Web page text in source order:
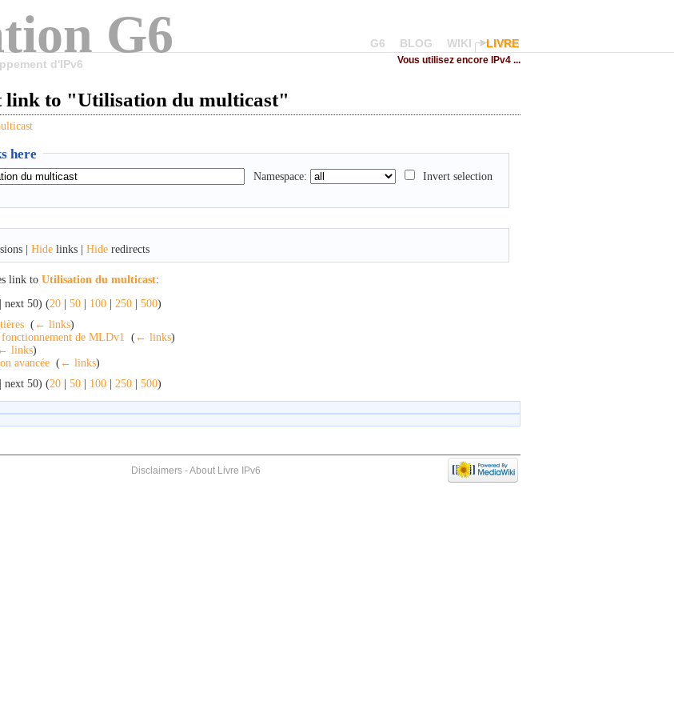
G6
d'IPv6
G6 BLOG WIKI LIVRE
Vous utilisez encore IPv4 ...
link to "Utilisation du multicast"
here
Namespace: Invert selection
| Hidelinks | Hideredirects
link to Utilisation du multicast:
next 50) (20 | 50 | 100 | 250 | 500)
( ← links)
de MLDv1
( ← links)
← links)
avancée ( ← links)
next 50) (20 | 50 | 100 | 250 | 500)
Disclaimers-About Livre IPv6